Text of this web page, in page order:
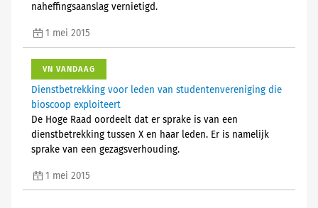
naheffingsaanslag vernietigd.
1 mei 2015
VN VANDAAG
Dienstbetrekking voor leden van studentenvereniging die
bioscoop exploiteert
De Hoge Raad oordeelt dat er sprake is van een
dienstbetrekking tussen X en haar leden. Er is namelijk
sprake van een gezagsverhouding.
1 mei 2015